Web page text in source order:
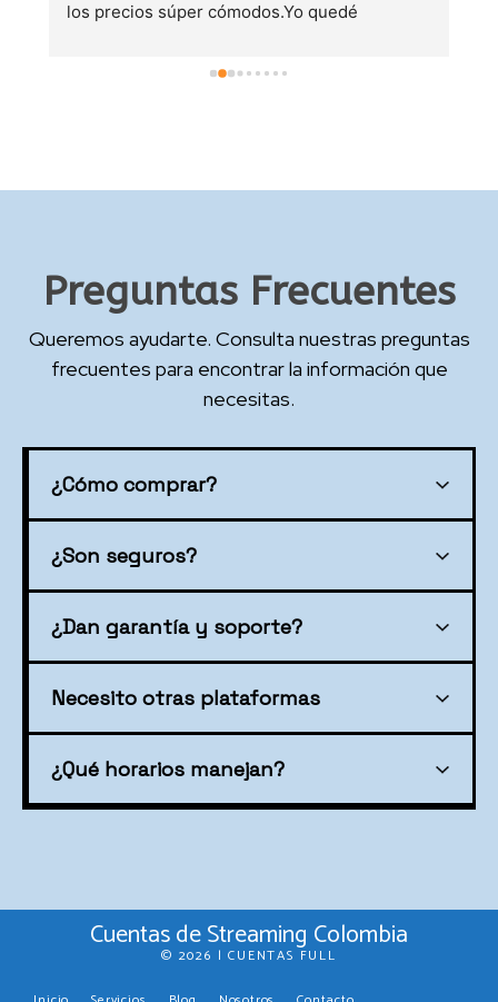
los precios súper cómodos.Yo quedé
Preguntas Frecuentes
Queremos ayudarte. Consulta nuestras preguntas
frecuentes para encontrar la información que
necesitas.
¿Cómo comprar?
¿Son seguros?
¿Dan garantía y soporte?
Necesito otras plataformas
¿Qué horarios manejan?
Cuentas de Streaming Colombia
© 2026 | CUENTAS FULL